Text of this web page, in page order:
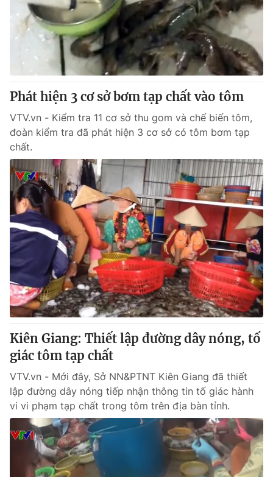
Phát hiện 3 cơ sở bơm tạp chất vào tôm
VTV.vn - Kiểm tra 11 cơ sở thu gom và chế biến tôm,
đoàn kiểm tra đã phát hiện 3 cơ sở có tôm bơm tạp
chất.
Kiên Giang: Thiết lập đường dây nóng, tố
giác tôm tạp chất
VTV.vn - Mới đây, Sở NN&PTNT Kiên Giang đã thiết
lập đường dây nóng tiếp nhận thông tin tố giác hành
vi vi phạm tạp chất trong tôm trên địa bàn tỉnh.